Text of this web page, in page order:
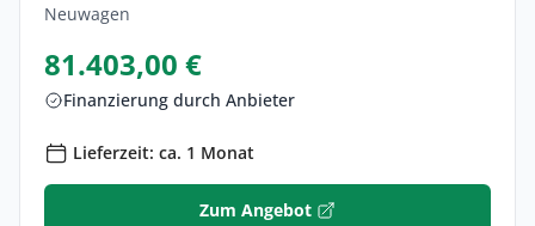
Neuwagen
81.403,00 €
Finanzierung durch Anbieter
Lieferzeit: ca. 1 Monat
Zum Angebot